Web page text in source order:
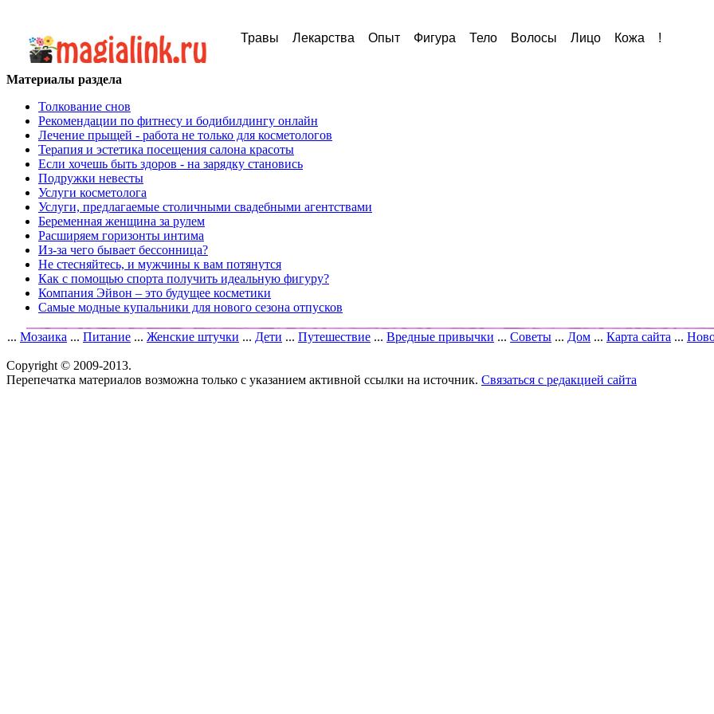
Травы Лекарства Опыт Фигура Тело Волосы Лицо Кожа !
Материалы раздела
Толкование снов
Рекомендации по фитнесу и бодибилдингу онлайн
Лечение прыщей - работа не только для косметологов
Терапия и эстетика посещения салона красоты
Если хочешь быть здоров - на зарядку становись
Подружки невесты
Услуги косметолога
Услуги, предлагаемые столичными свадебными агентствами
Беременная женщина за рулем
Расширяем горизонты интима
Из-за чего бывает бессонница?
Не стесняйтесь, и мужчины к вам потянутся
Как с помощью спорта получить идеальную фигуру?
Компания Эйвон – это будущее косметики
Самые модные купальники для нового сезона отпусков
... Мозаика ... Питание ... Женские штучки ... Дети ... Путешествие ... Вредные привычки ... Советы ... Дом ... Карта сайта ...
Copyright © 2009-2013.
Перепечатка материалов возможна только с указанием активной ссылки на источник. Связаться с редакцией сайта